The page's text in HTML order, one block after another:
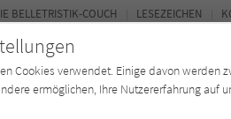
BELLETRISTIK-COUCH LESEZEICHEN
Cookies verwendet. Einige davon werden
ermöglichen, Ihre Nutzererfahrung auf